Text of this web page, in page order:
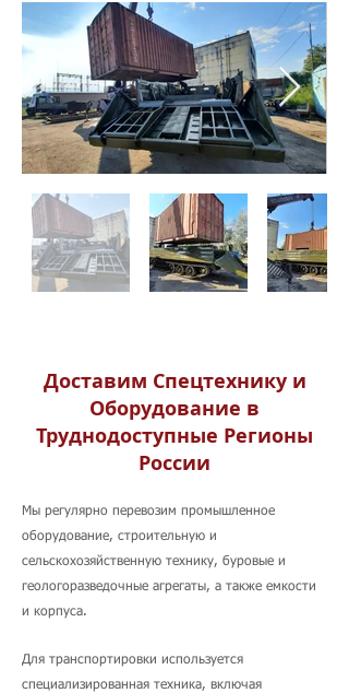
Доставим Спецтехнику и
Оборудование в
Труднодоступные Регионы
России
Мы регулярно перевозим промышленное
оборудование, строительную и
сельскохозяйственную технику, буровые и
геологоразведочные агрегаты, а также емкости
и корпуса.
Для транспортировки используется
специализированная техника, включая